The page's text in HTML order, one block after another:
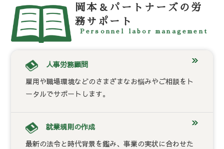
岡本＆パートナーズの労
務サポート
Personnel labor management
人事労務顧問
雇用や職場環境などのさまざまなお悩みやご相談をト
ータルでサポートします。
就業規則の作成
最新の法令と時代背景を鑑み、事業の実状に合わせた